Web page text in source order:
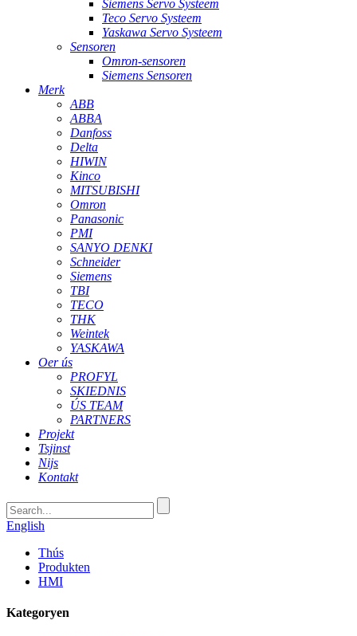
Siemens Servo Systeem
Teco Servo Systeem
Yaskawa Servo Systeem
Sensoren
Omron-sensoren
Siemens Sensoren
Merk
ABB
ABBA
Danfoss
Delta
HIWIN
Kinco
MITSUBISHI
Omron
Panasonic
PMI
SANYO DENKI
Schneider
Siemens
TBI
TECO
THK
Weintek
YASKAWA
Oer ús
PROFYL
SKIEDNIS
ÚS TEAM
PARTNERS
Projekt
Tsjinst
Nijs
Kontakt
English
Thús
Produkten
HMI
Kategoryen